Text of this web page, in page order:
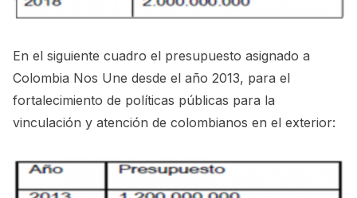
En el siguiente cuadro el presupuesto asignado a
Colombia Nos Une desde el año 2013, para el
fortalecimiento de políticas públicas para la
vinculación y atención de colombianos en el exterior: